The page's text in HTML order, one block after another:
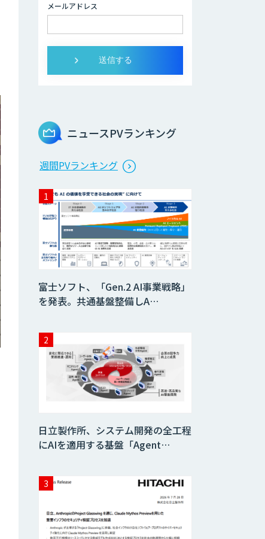
メールアドレス
ニュースPVランキング
週間PVランキング
富士ソフト、「Gen.2 AI事業戦略」
を発表。共通基盤整備しA…
日立製作所、システム開発の全工程
にAIを適用する基盤「Agent…